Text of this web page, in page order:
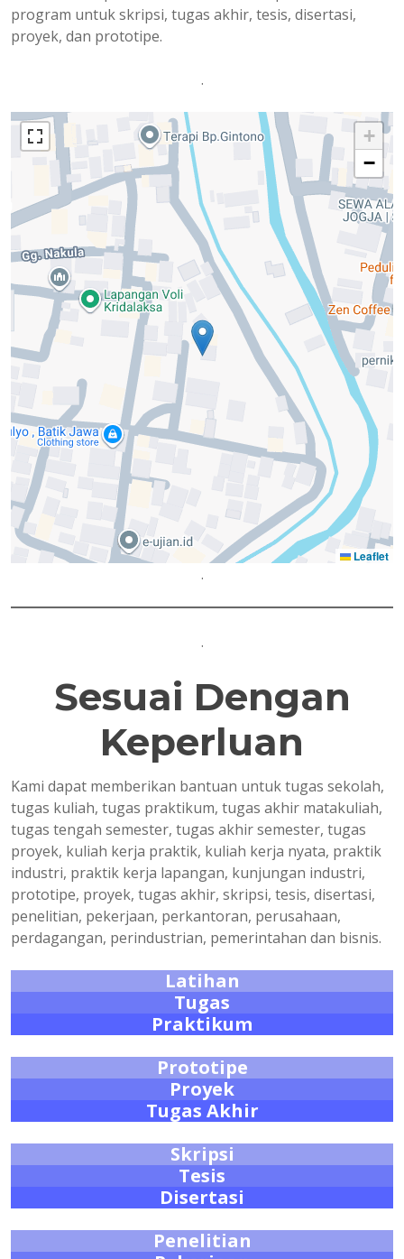
program untuk skripsi, tugas akhir, tesis, disertasi,
proyek, dan prototipe.
.
+
−
Leaflet
.
.
Sesuai Dengan
Keperluan
Kami dapat memberikan bantuan untuk tugas sekolah,
tugas kuliah, tugas praktikum, tugas akhir matakuliah,
tugas tengah semester, tugas akhir semester, tugas
proyek, kuliah kerja praktik, kuliah kerja nyata, praktik
industri, praktik kerja lapangan, kunjungan industri,
prototipe, proyek, tugas akhir, skripsi, tesis, disertasi,
penelitian, pekerjaan, perkantoran, perusahaan,
perdagangan, perindustrian, pemerintahan dan bisnis.
Latihan
Tugas
Praktikum
Prototipe
Proyek
Tugas Akhir
Skripsi
Tesis
Disertasi
Penelitian